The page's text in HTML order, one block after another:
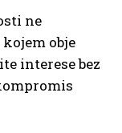
ne
kojem obje
interese bez